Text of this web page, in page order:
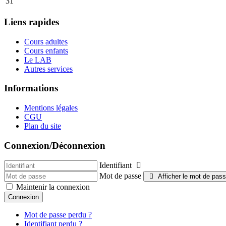
Liens rapides
Cours adultes
Cours enfants
Le LAB
Autres services
Informations
Mentions légales
CGU
Plan du site
Connexion/Déconnexion
Identifiant
Mot de passe
Afficher le mot de
Maintenir la connexion
Connexion
Mot de passe perdu ?
Identifiant perdu ?